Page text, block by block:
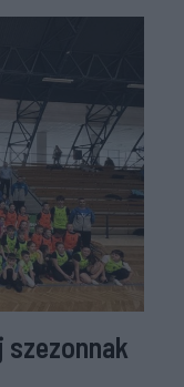
szezonnak